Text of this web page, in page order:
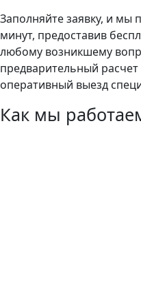
Заполняйте заявку, и мы
минут, предоставив
любому возникшему
предварительный
оперативный выезд
Как мы